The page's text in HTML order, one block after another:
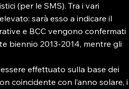
(per le SMS). Tra i vari
sarà esso a indicare il
e BCC vengono confermati
biennio 2013-2014, mentre gli
effettuato sulla base dei
coincidente con l’anno solare, i